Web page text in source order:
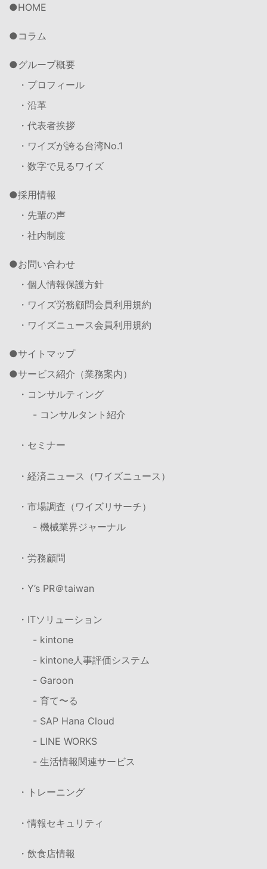
HOME
コラム
グループ概要
・プロフィール
・沿革
・代表者挨拶
・ワイズが誇る台湾No.1
・数字で見るワイズ
採用情報
・先輩の声
・社内制度
お問い合わせ
・個人情報保護方針
・ワイズ労務顧問会員利用規約
・ワイズニュース会員利用規約
サイトマップ
サービス紹介（業務案内）
・コンサルティング
- コンサルタント紹介
・セミナー
・経済ニュース（ワイズニュース）
・市場調査（ワイズリサーチ）
- 機械業界ジャーナル
・労務顧問
・Y’s PR＠taiwan
・ITソリューション
- kintone
- kintone人事評価システム
- Garoon
- 育て〜る
- SAP Hana Cloud
- LINE WORKS
- 生活情報関連サービス
・トレーニング
・情報セキュリティ
・飲食店情報